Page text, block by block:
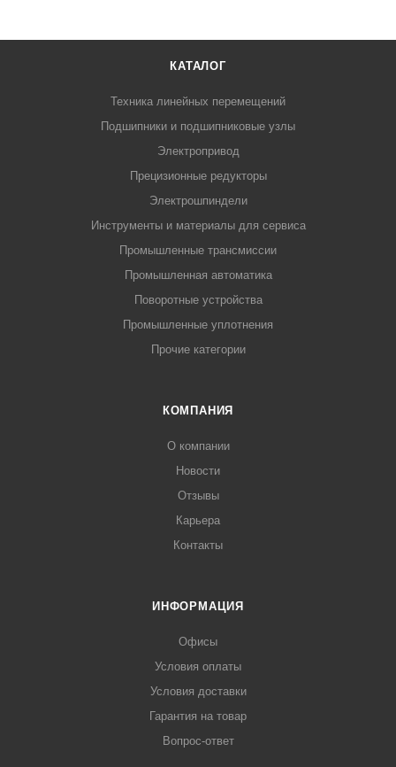
КАТАЛОГ
Техника линейных перемещений
Подшипники и подшипниковые узлы
Электропривод
Прецизионные редукторы
Электрошпиндели
Инструменты и материалы для сервиса
Промышленные трансмиссии
Промышленная автоматика
Поворотные устройства
Промышленные уплотнения
Прочие категории
КОМПАНИЯ
О компании
Новости
Отзывы
Карьера
Контакты
ИНФОРМАЦИЯ
Офисы
Условия оплаты
Условия доставки
Гарантия на товар
Вопрос-ответ